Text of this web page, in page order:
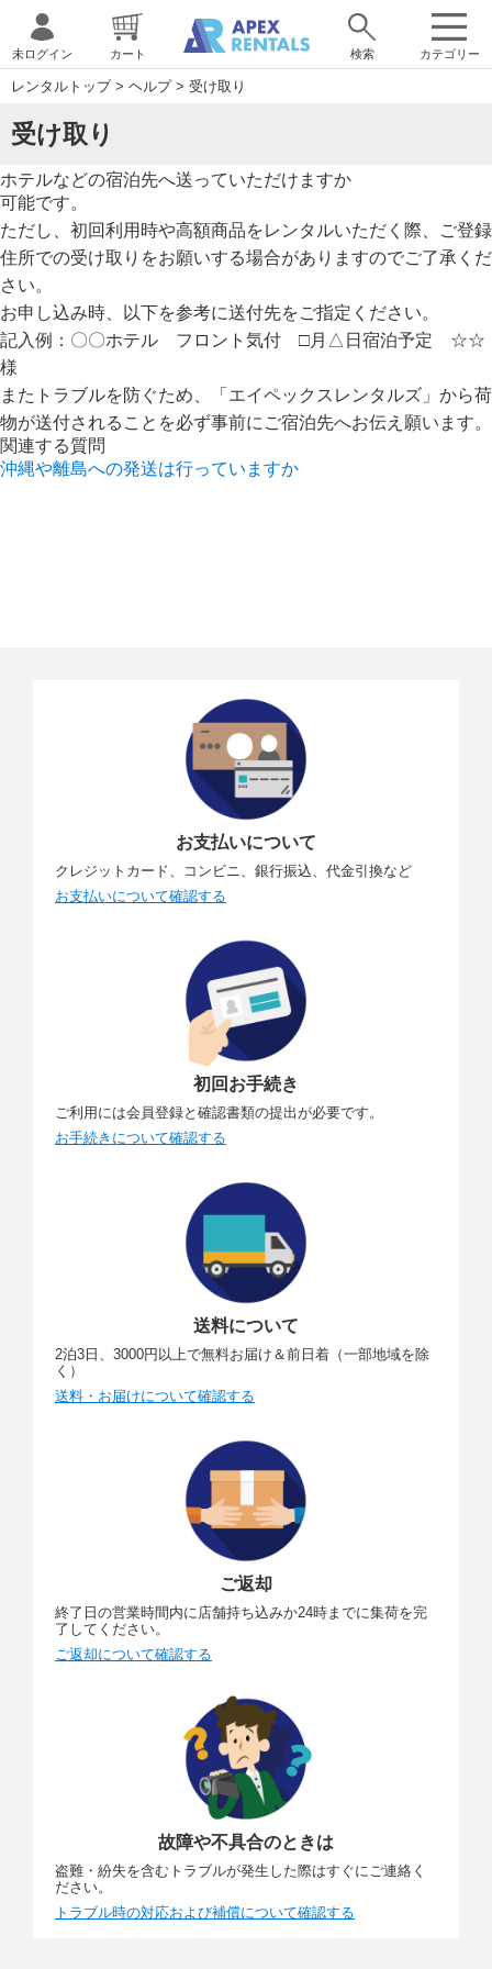
カテゴリー
未ログイン カート 検索
レンタルトップ> ヘルプ> 受け取り
受け取り
ホテルなどの宿泊先へ送っていただけますか
可能です。
ただし、初回利用時や高額商品をレンタルいただく際、ご登録
住所での受け取りをお願いする場合がありますのでご了承くだ
さい。
お申し込み時、以下を参考に送付先をご指定ください。
記入例：〇〇ホテル フロント気付 □月△日宿泊予定 ☆☆
様
またトラブルを防ぐため、「エイペックスレンタルズ」から荷
物が送付されることを必ず事前にご宿泊先へお伝え願います。
関連する質問
沖縄や離島への発送は行っていますか
お支払いについて
クレジットカード、コンビニ、銀行振込、代金引換など
お支払いについて確認する
初回お手続き
ご利用には会員登録と確認書類の提出が必要です。
お手続きについて確認する
送料について
2泊3日、3000円以上で無料お届け＆前日着（一部地域を除
く）
送料・お届けについて確認する
ご返却
終了日の営業時間内に店舗持ち込みか24時までに集荷を完
了してください。
ご返却について確認する
故障や不具合のときは
盗難・紛失を含むトラブルが発生した際はすぐにご連絡く
ださい。
トラブル時の対応および補償について確認する